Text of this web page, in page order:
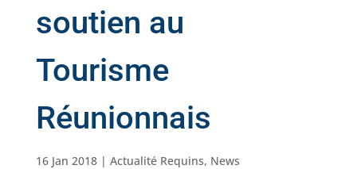
soutien au
Tourisme
Réunionnais
16 Jan 2018| Actualité Requins, News